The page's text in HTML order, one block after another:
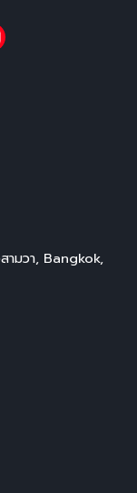
มวา, Bangkok,